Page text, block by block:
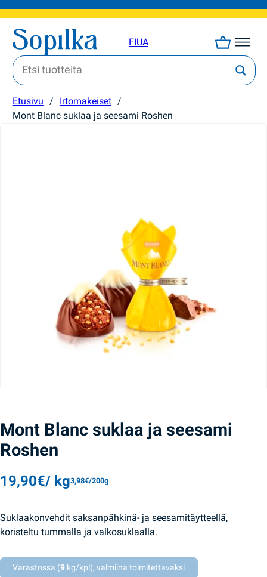
FIUA
Etusivu / Irtomakeiset /
Mont Blanc suklaa ja seesami Roshen
Mont Blanc suklaa ja seesami
Roshen
19,90€/ kg3,98€/200g
Suklaakonvehdit saksanpähkinä- ja seesamitäytteellä,
koristeltu tummalla ja valkosuklaalla.
Varastossa (9 kg/kpl), valmiina toimitettavaksi